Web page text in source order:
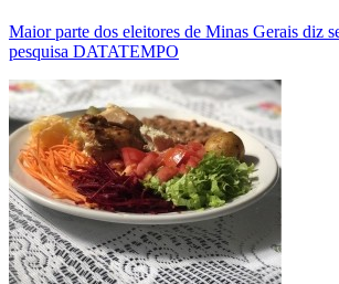
Maior parte dos eleitores de Minas Gerais diz
pesquisa DATATEMPO